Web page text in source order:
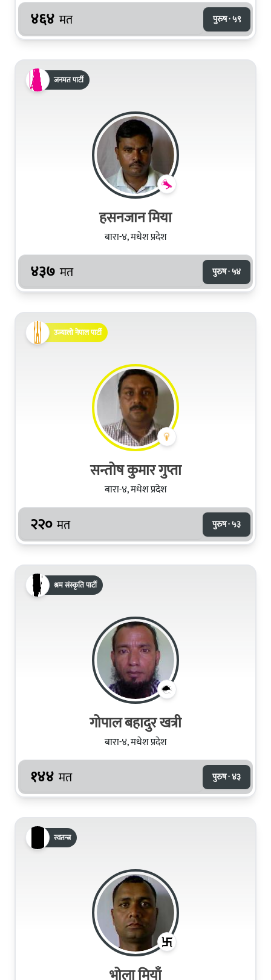
४६४ मत पुरुष · ५९
जनमत पार्टी
हसनजान मिया
बारा-४, मधेश प्रदेश
४३७ मत पुरुष · ५४
उज्यालो नेपाल पार्टी
सन्तोष कुमार गुप्ता
बारा-४, मधेश प्रदेश
२२० मत पुरुष · ५३
श्रम संस्कृति पार्टी
गोपाल बहादुर खत्री
बारा-४, मधेश प्रदेश
१४४ मत पुरुष · ४३
स्वतन्त्र